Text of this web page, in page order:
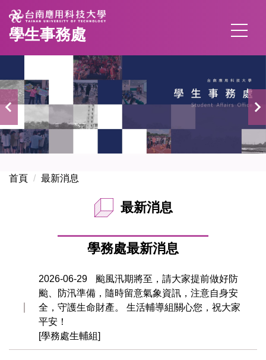
跳
到
主
容
學生事務處
首頁 最新消息
最新消息
學務處最新消息
2026-06-29
颱風汛期將至，請大家提前做好防
颱、防汛準備，隨時留意氣象資訊，注意自身安
全，守護生命財產。 生活輔導組關心您，祝大家
平安！
[學務處生輔組]